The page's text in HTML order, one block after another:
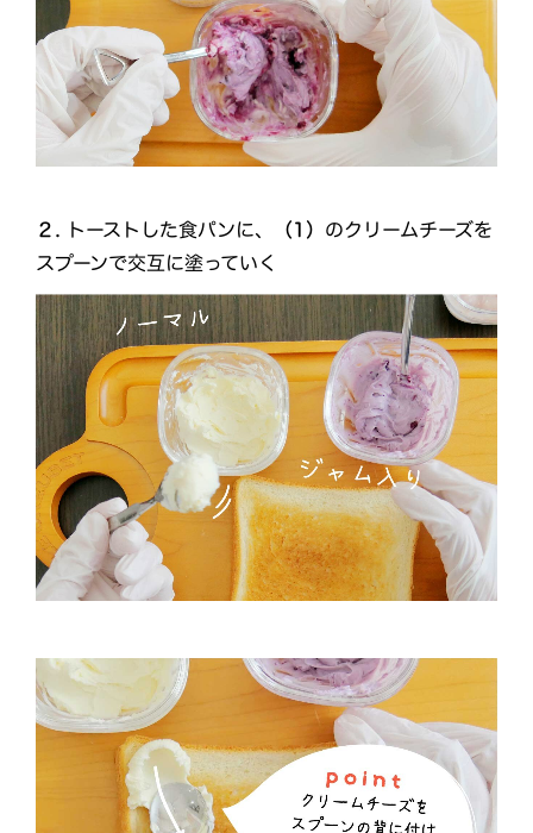
２. トーストした食パンに、 （1） のクリームチーズを
スプーンで交互に塗っていく